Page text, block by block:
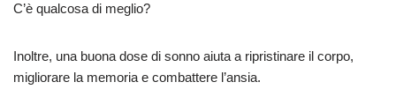
C’è qualcosa di meglio?
Inoltre, una buona dose di sonno aiuta a ripristinare il corpo,
migliorare la memoria e combattere l’ansia.